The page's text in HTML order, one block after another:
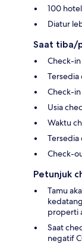
100 hotel
Diatur
Saat tiba/
Check-in
Check-
Usia
Waktu
Check-
Petunjuk
Tamu
properti
Saat
negatif